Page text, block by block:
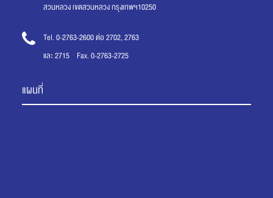
สวนหลวง เขตสวนหลวง กรุงเทพฯ10250
Tel. 0-2763-2600 ต่อ 2702, 2763
และ 2715 Fax. 0-2763-2725
แผนที่